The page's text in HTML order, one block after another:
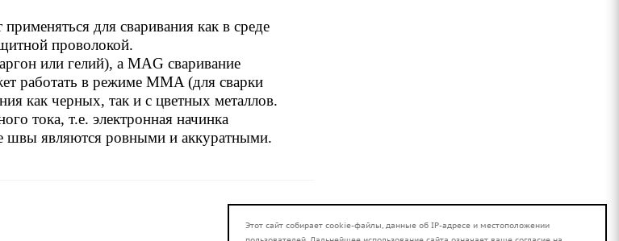
для сваривания как в среде
проволокой.
или гелий), а MAG сваривание
работать в режиме MMA (для сварки
как черных, так и с цветных металлов.
тока, т.е. электронная начинка
швы являются ровными и аккуратными.
Этот сайт собирает cookie-файлы, данные об IP-адресе и местоположении